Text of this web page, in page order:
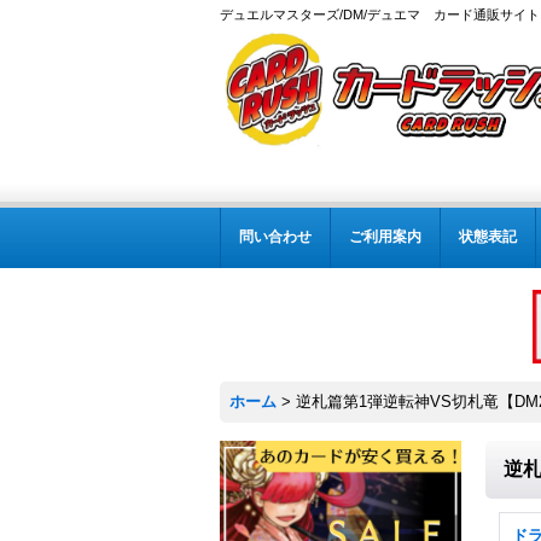
デュエルマスターズ/DM/デュエマ カード通販サイト
問い合わせ ご利用案内 状態表記
ホーム > 逆札篇第1弾逆転神VS切札竜【
逆